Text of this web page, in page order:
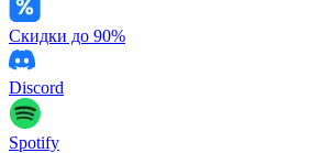
Скидки до 90%
Discord
Spotify